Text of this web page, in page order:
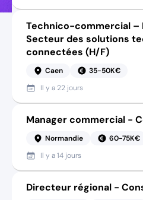
Technico-commercial
Secteur des solutions
connectées (H/F)
Caen
35-50K€
Il y a 22 jours
Manager commercial -
Normandie
60-75K€
Il y a14 jours
Directeur régional -